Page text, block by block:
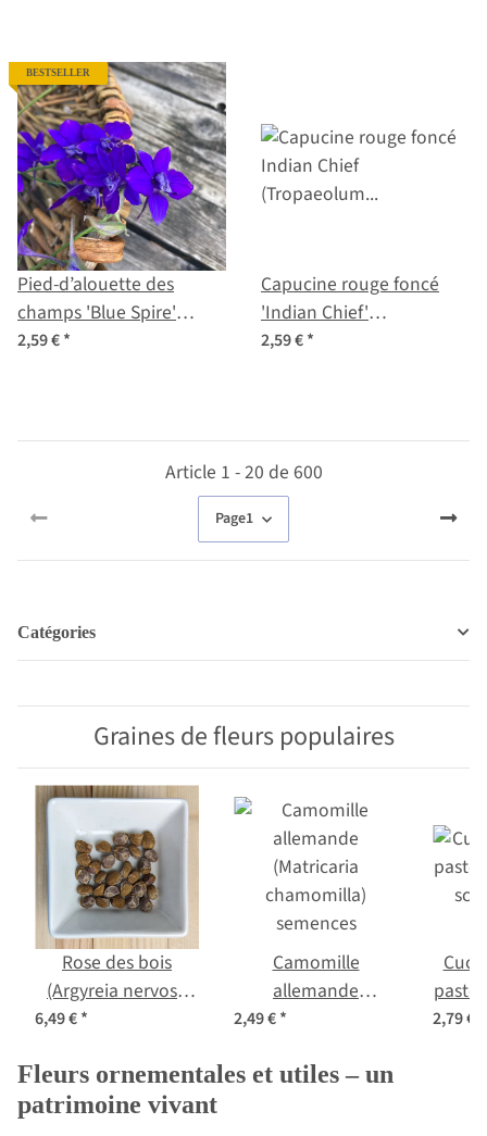
BESTSELLER
Pied-d’alouette des
champs 'Blue Spire'
(Consolida ajacis) graines
2,59 €*
Capucine rouge foncé
'Indian Chief'
(Tropaeolum majus)
2,59 €*
Article 1 - 20 de 600
Page1
Catégories
Graines de fleurs populaires
Rose des bois
(Argyreia nervosa
var. nervosa)
6,49 €*
Camomille
allemande
(Matricaria
semences
2,49 €* 2,79 €
Fleurs ornementales et utiles – un
patrimoine vivant